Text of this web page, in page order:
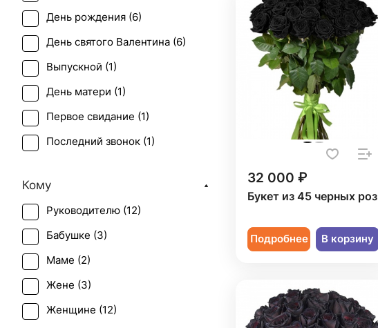
32 000 ₽
Букет из 45 черных роз
Подробнее В корзину
День рождения (6)
День святого Валентина (6)
Выпускной (1)
День матери (1)
Первое свидание (1)
Последний звонок (1)
Траур (
Юбилей (4)
Кому
Руководителю (12)
Бабушке (3)
Маме (2)
Жене (3)
Женщине (12)